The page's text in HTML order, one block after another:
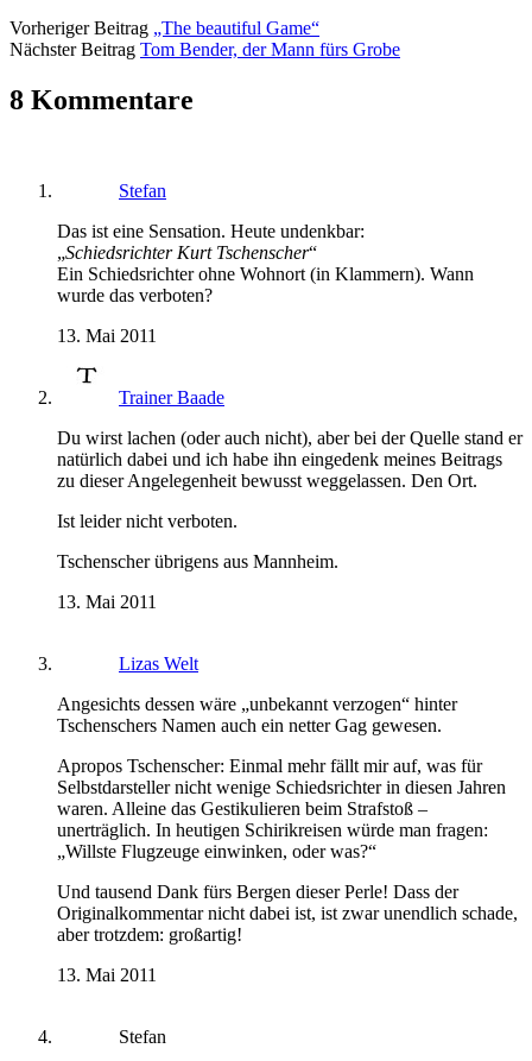
Vorheriger Beitrag „The beautiful Game“
Nächster Beitrag Tom Bender, der Mann fürs Grobe
8 Kommentare
Stefan
Das ist eine Sensation. Heute undenkbar:
„Schiedsrichter Kurt Tschenscher“
Ein Schiedsrichter ohne Wohnort (in Klammern). Wann
wurde das verboten?
13. Mai 2011
Trainer Baade
Du wirst lachen (oder auch nicht), aber bei der Quelle stand er
natürlich dabei und ich habe ihn eingedenk meines Beitrags
zu dieser Angelegenheit bewusst weggelassen. Den Ort.
Ist leider nicht verboten.
Tschenscher übrigens aus Mannheim.
13. Mai 2011
Lizas Welt
Angesichts dessen wäre „unbekannt verzogen“ hinter
Tschenschers Namen auch ein netter Gag gewesen.
Apropos Tschenscher: Einmal mehr fällt mir auf, was für
Selbstdarsteller nicht wenige Schiedsrichter in diesen Jahren
waren. Alleine das Gestikulieren beim Strafstoß –
unerträglich. In heutigen Schirikreisen würde man fragen:
„Willste Flugzeuge einwinken, oder was?“
Und tausend Dank fürs Bergen dieser Perle! Dass der
Originalkommentar nicht dabei ist, ist zwar unendlich schade,
aber trotzdem: großartig!
13. Mai 2011
Stefan